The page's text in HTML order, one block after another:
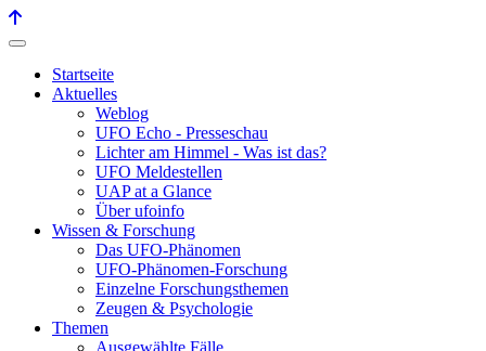
Startseite
Aktuelles
Weblog
UFO Echo - Presseschau
Lichter am Himmel - Was ist das?
UFO Meldestellen
UAP at a Glance
Über ufoinfo
Wissen & Forschung
Das UFO-Phänomen
UFO-Phänomen-Forschung
Einzelne Forschungsthemen
Zeugen & Psychologie
Themen
Ausgewählte Fälle